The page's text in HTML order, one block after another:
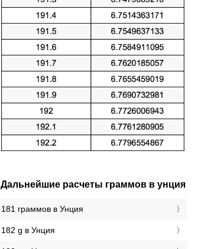
Дальнейшие расчеты граммов в унция
181 граммов в Унция
182 g в Унция